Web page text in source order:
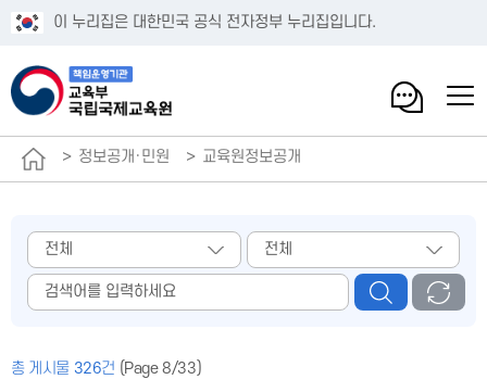
이 누리집은 대한민국 공식 전자정부 누리집입니다.
정보공개·민원 교육원정보공개
총 게시물 326건 (Page 8/33)